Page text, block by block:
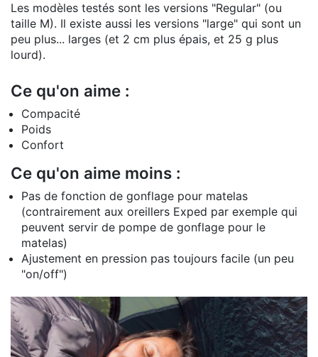
Les modèles testés sont les versions "Regular" (ou
taille M). Il existe aussi les versions "large" qui sont un
peu plus... larges (et 2 cm plus épais, et 25 g plus
lourd).
Ce qu'on aime :
Compacité
Poids
Confort
Ce qu'on aime moins :
Pas de fonction de gonflage pour matelas
(contrairement aux oreillers Exped par exemple qui
peuvent servir de pompe de gonflage pour le
matelas)
Ajustement en pression pas toujours facile (un peu
"on/off")